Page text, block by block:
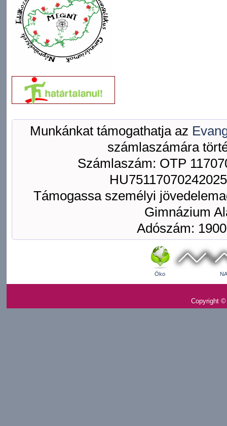
Munkánkat támogathatja az
számlaszámára
Számlaszám: OTP
Támogassa személyi
Gimnázium
Adószám:
Öko
Copyright